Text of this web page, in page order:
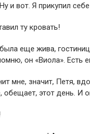
и вот. Я прикупил
ту кровать!
еще жива,
он «Виола». Есть
мне, значит, Петя,
обещает, этот день. И